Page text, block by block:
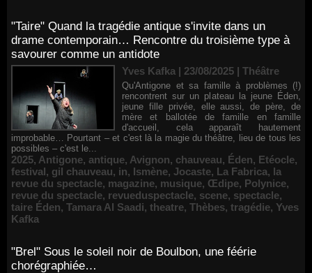
"Taire" Quand la tragédie antique s'invite dans un
drame contemporain… Rencontre du troisième type à
savourer comme un antidote
Yves Kafka | 23/08/2025 | Théâtre
Qu'Antigone et sa famille à problèmes (!)
rencontrent sur un plateau la jeune Éden,
jeune fille privée, elle aussi, de père, de
mère et ballotée de famille en famille
d'accueil, cela apparaît hautement
improbable… Pourtant – et c'est là la magie du théâtre, lieu de tous les
possibles – c'est le...
2025, Antigone, antique, Avignon, chauveau, Éden, Etéocle,
festival, gil chauveau, in, Ismène, Jocaste, La Fabrica, la
revue du spectacle, magazine, musique, Œdipe, Polynice,
revue du spectacle, revueduspectacle, scene, spectacle,
taire Éden, Tamara Al Saadi, theatre, Thèbes, tragédie, Yves
Kafka
"Brel" Sous le soleil noir de Boulbon, une féérie
chorégraphiée…